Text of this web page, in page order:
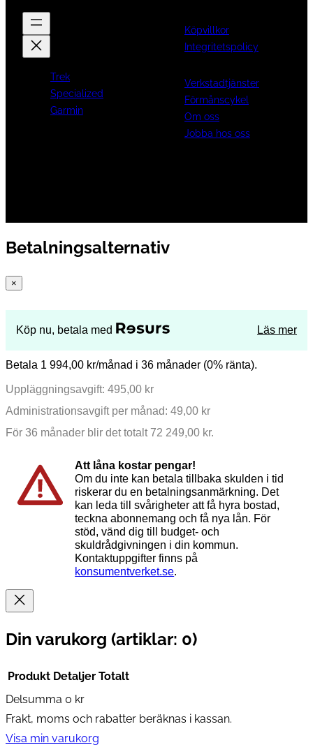
Trek
Specialized
Garmin
Köpvillkor
Integritetspolicy
Verkstadtjänster
Förmånscykel
Om oss
Jobba hos oss
Betalningsalternativ
×
Köp nu, betala med Läs mer
Betala 1 994,00 kr/månad i 36 månader (0% ränta).
Uppläggningsavgift: 495,00 kr
Administrationsavgift per månad: 49,00 kr
För 36 månader blir det totalt 72 249,00 kr.
Att låna kostar pengar!
Om du inte kan betala tillbaka skulden i tid
riskerar du en betalningsanmärkning. Det
kan leda till svårigheter att få hyra bostad,
teckna abonnemang och få nya lån. För
stöd, vänd dig till budget- och
skuldrådgivningen i din kommun.
Kontaktuppgifter finns på
konsumentverket.se.
Din varukorg (artiklar: 0)
Produkter
i
Produkt Detaljer Totalt
Delsumma 0 kr
Frakt, moms och rabatter beräknas i kassan.
Visa min varukorg